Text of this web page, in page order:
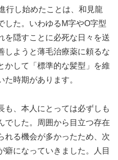
行し始めたことは、和見龍
した。いわゆるM字やO字型
を隠すことに必死な日々を送
しようと薄毛治療薬に頼るな
かして「標準的な髪型」を維
時期があります。
も、本人にとっては必ずしも
でした。周囲から目立つ存在
れる機会が多かったため、次
癖になっていきました。人目